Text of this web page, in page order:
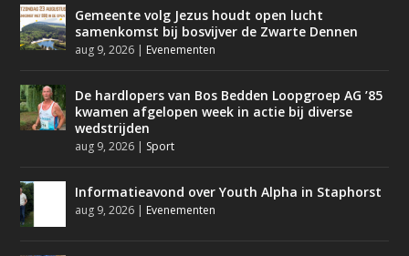
Gemeente volg Jezus houdt open lucht
samenkomst bij bosvijver de Zwarte Dennen
aug 9, 2026 | Evenementen
De hardlopers van Bos Bedden Loopgroep AG ’85
kwamen afgelopen week in actie bij diverse
wedstrijden
aug 9, 2026 | Sport
Informatieavond over Youth Alpha in Staphorst
aug 9, 2026 | Evenementen